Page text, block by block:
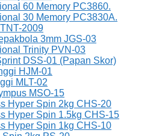
60 Memory PC3860.
30 Memory PC3830A.
2009
3mm JGS-03
Trinity PVN-03
DSS-01 (Papan Skor)
HJM-01
MLT-02
MSO-15
Hyper Spin 2kg CHS-20
Hyper Spin 1.5kg CHS-15
Hyper Spin 1kg CHS-10